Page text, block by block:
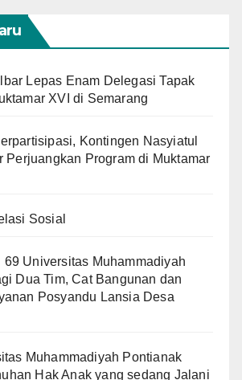
Lepas Enam Delegasi Tapak
XVI di Semarang
Kontingen Nasyiatul
Perjuangkan Program di Muktamar
Sosial
69 Universitas Muhammadiyah
Dua Tim, Cat Bangunan dan
Posyandu Lansia Desa
Muhammadiyah Pontianak
Hak Anak yang sedang Jalani